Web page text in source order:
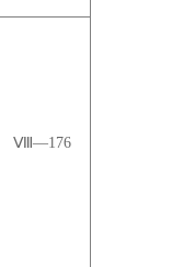
Ⅷ—176